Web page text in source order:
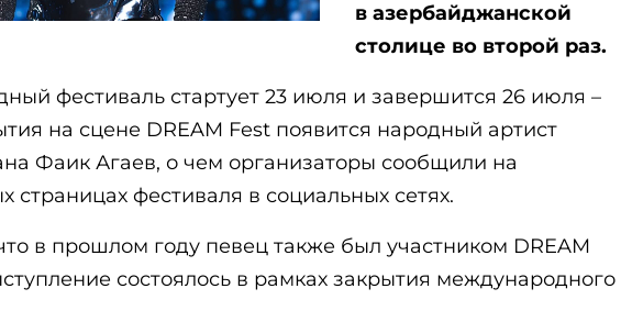
в азербайджанской
столице во второй раз.
фестиваль стартует 23 июля и завершится 26 июля –
на сцене DREAM Fest появится народный артист
Фаик Агаев, о чем организаторы сообщили на
страницах фестиваля в социальных сетях.
в прошлом году певец также был участником DREAM
состоялось в рамках закрытия международного